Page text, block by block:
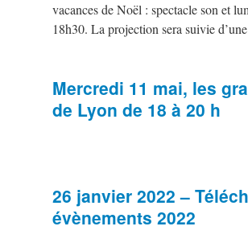
vacances de Noël : spectacle son et
18h30. La projection sera suivie
Mercredi 11 mai, les
de Lyon de 18 à 20 h
26 janvier 2022 –
évènements 2022